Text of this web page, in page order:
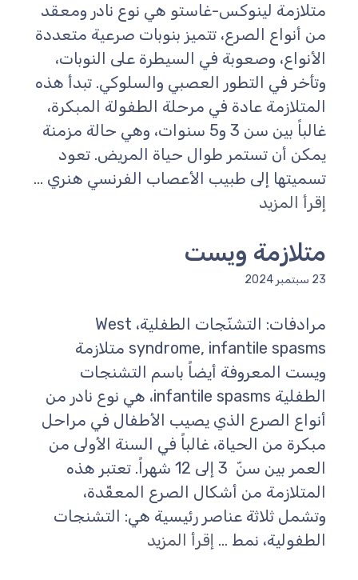
متلازمة لينوكس-غاستو هي نوع نادر ومعقد
من أنواع الصرع، تتميز بنوبات صرعية متعددة
الأنواع، وصعوبة في السيطرة على النوبات،
وتأخر في التطور العصبي والسلوكي. تبدأ هذه
المتلازمة عادة في مرحلة الطفولة المبكرة،
غالباً بين سن 3 و5 سنوات، وهي حالة مزمنة
يمكن أن تستمر طوال حياة المريض. تعود
تسميتها إلى طبيب الأعصاب الفرنسي هنري ...
إقرأ المزيد
متلازمة ويست
23 سبتمبر 2024
مرادفات: التشنّجات الطفلية، West
syndrome, infantile spasms متلازمة
ويست المعروفة أيضاً باسم التشنجات
الطفلية infantile spasms، هي نوع نادر من
أنواع الصرع الذي يصيب الأطفال في مراحل
مبكرة من الحياة، غالباً في السنة الأولى من
العمر بين سنّ 3 إلى 12 شهراً. تعتبر هذه
المتلازمة من أشكال الصرع المعقّدة،
وتشمل ثلاثة عناصر رئيسية هي: التشنجات
الطفولية، نمط ... إقرأ المزيد